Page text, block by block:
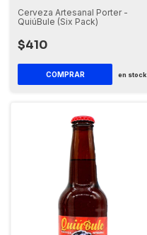
Cerveza Artesanal Porter -
QuiúBule (Six Pack)
$410
en stock